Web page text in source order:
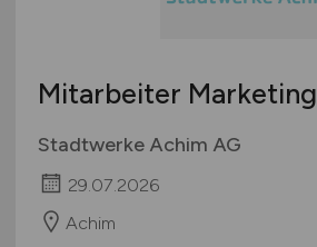
Mitarbeiter Marketing
Stadtwerke Achim AG
29.07.2026
Achim